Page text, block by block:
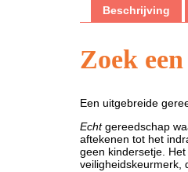
Beschrijving
Zoek
Een uitgebreide
Echtgereedschap
aftekenen tot het
geen kindersetje.
veiligheidskeurmerk,